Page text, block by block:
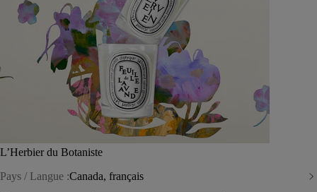
L’Herbier du Botaniste
Pays / Langue :Canada, français